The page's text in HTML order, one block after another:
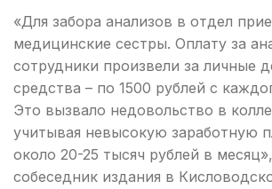
«Для забора анализов в отдел
медицинские сестры. Оплату за
сотрудники произвели за личные
средства – по 1500 рублей с
Это вызвало недовольство в
учитывая невысокую заработную
около 20-25 тысяч рублей в
собеседник издания в